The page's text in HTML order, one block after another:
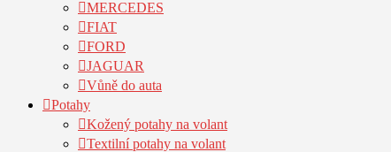
MERCEDES
FIAT
FORD
JAGUAR
Vůně do auta
Potahy
Kožený potahy na volant
Textilní potahy na volant